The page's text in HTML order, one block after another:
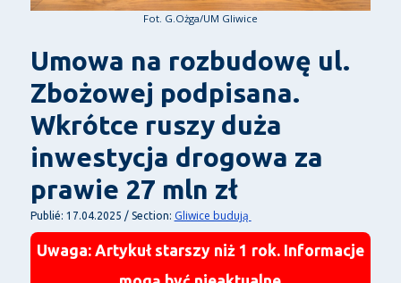
Fot. G.Ożga/UM Gliwice
Umowa na rozbudowę ul.
Zbożowej podpisana.
Wkrótce ruszy duża
inwestycja drogowa za
prawie 27 mln zł
Publié: 17.04.2025 / Section: Gliwice budują
Uwaga: Artykuł starszy niż 1 rok. Informacje